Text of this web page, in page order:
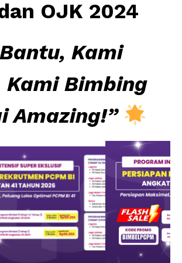
OJK 2024
Kami
Kami Bimbing
Amazing!”